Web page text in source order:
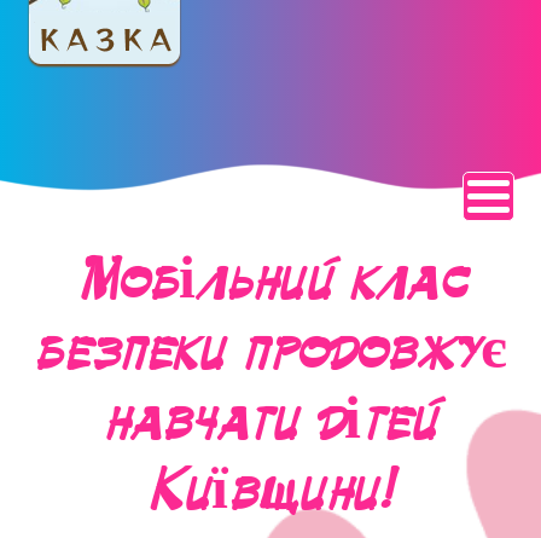
Мобільний клас
безпеки продовжує
навчати дітей
Київщини!